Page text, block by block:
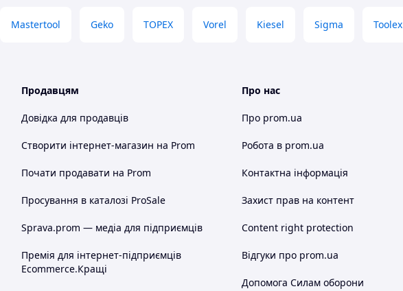
Mastertool Geko TOPEX Vorel Kiesel Sigma Toolex
Продавцям
Довідка для продавців
Створити інтернет-магазин на Prom
Почати продавати на Prom
Просування в каталозі ProSale
Sprava.prom — медіа для підприємців
Премія для інтернет-підприємців
Ecommerce.Кращі
Про нас
Про prom.ua
Робота в prom.ua
Контактна інформація
Захист прав на контент
Content right protection
Відгуки про prom.ua
Допомога Силам оборони